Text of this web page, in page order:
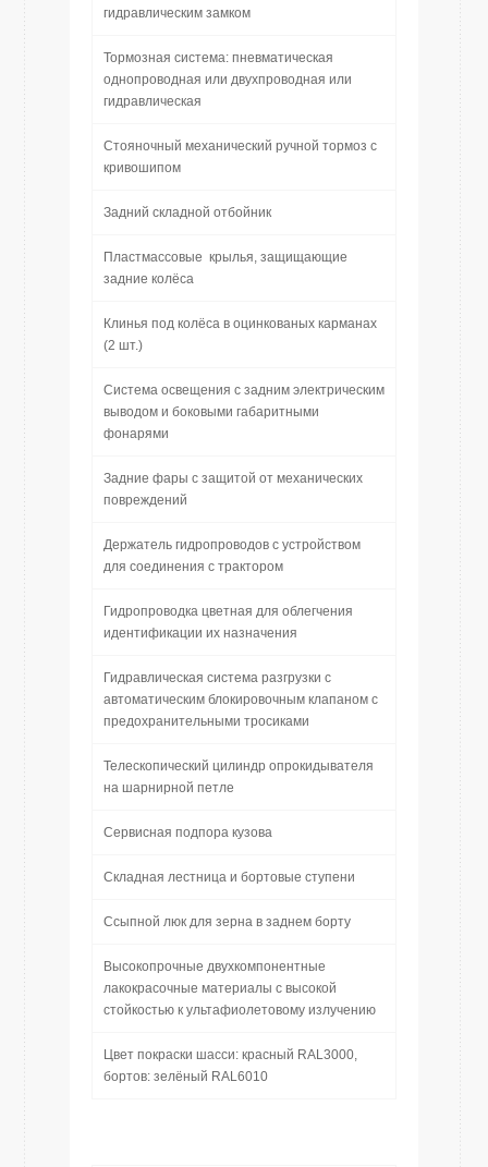
гидравлическим замком
Тормозная система: пневматическая
однопроводная или двухпроводная или
гидравлическая
Стояночный механический ручной тормоз с
кривошипом
Задний складной отбойник
Пластмассовые крылья, защищающие
задние колёса
Клинья под колёса в оцинкованых карманах
(2 шт.)
Система освещения с задним электрическим
выводом и боковыми габаритными
фонарями
Задние фары с защитой от механических
повреждений
Держатель гидропроводов c устройством
для соединения с трактором
Гидропроводка цветная для облегчения
идентификации их назначения
Гидравлическая система разгрузки с
автоматическим блокировочным клапаном с
предохранительными тросиками
Телескопический цилиндр опрокидывателя
на шарнирной петле
Сервисная подпора кузова
Складная лестница и бортовые ступени
Ссыпной люк для зерна в заднем борту
Высокопрочные двухкомпонентные
лакокрасочные материалы с высокой
стойкостью к ультафиолетовому излучению
Цвет покраски шасси: красный RAL3000,
бортов: зелёный RAL6010